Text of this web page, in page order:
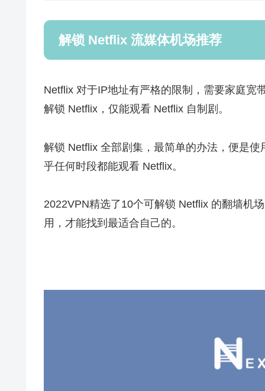
解锁 Netflix 流媒体机场推荐
Netflix 对于IP地址有严格的限制，需要家庭宽
解锁 Netflix，仅能观看 Netflix 自制剧。
解锁 Netflix 全部剧集，最简单的办法，便是
乎任何时段都能观看 Netflix。
2022VPN精选了10个可解锁 Netflix 的翻墙机
用，才能找到最适合自己的。